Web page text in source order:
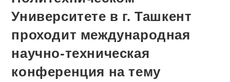
Университете в г. Ташкент
проходит международная
научно-техническая
конференция на тему